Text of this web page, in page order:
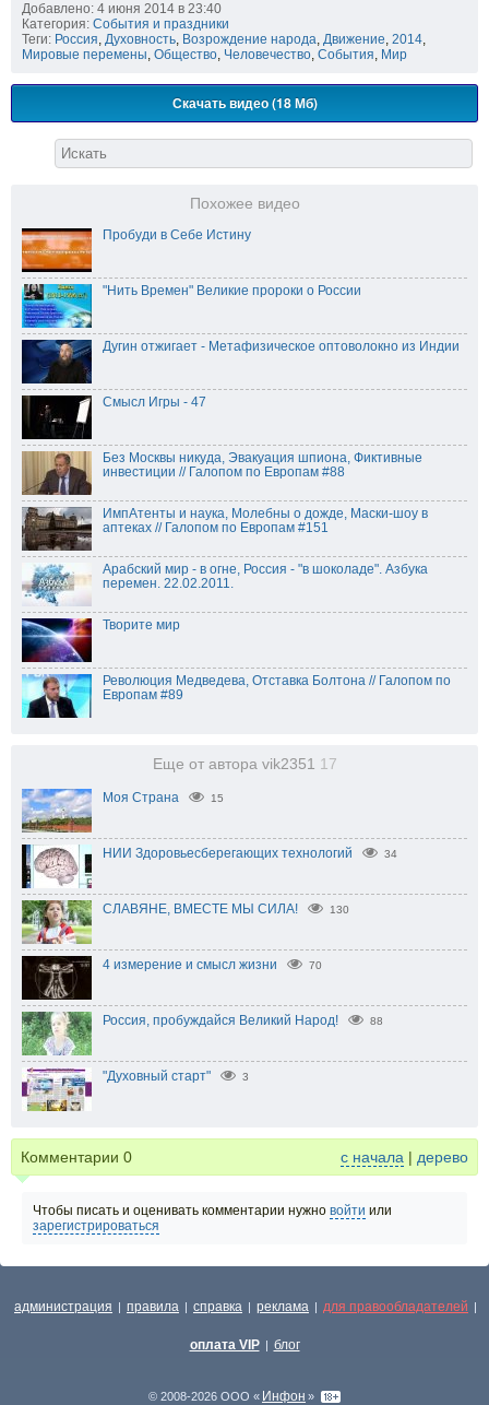
Добавлено: 4 июня 2014 в 23:40
Категория: События и праздники
Теги: Россия, Духовность, Возрождение народа, Движение, 2014,
Мировые перемены, Общество, Человечество, События, Мир
Скачать видео (18 Мб)
Похожее видео
Пробуди в Себе Истину
"Нить Времен" Великие пророки о России
Дугин отжигает - Метафизическое оптоволокно из Индии
Смысл Игры - 47
Без Москвы никуда, Эвакуация шпиона, Фиктивные
инвестиции // Галопом по Европам #88
ИмпАтенты и наука, Молебны о дожде, Маски-шоу в
аптеках // Галопом по Европам #151
Арабский мир - в огне, Россия - "в шоколаде". Азбука
перемен. 22.02.2011.
Творите мир
Революция Медведева, Отставка Болтона // Галопом по
Европам #89
Еще от автора vik2351 17
Моя Страна 15
НИИ Здоровьесберегающих технологий 34
СЛАВЯНЕ, ВМЕСТЕ МЫ СИЛА! 130
4 измерение и смысл жизни 70
Россия, пробуждайся Великий Народ! 88
"Духовный старт" 3
Комментарии 0 с начала | дерево
Чтобы писать и оценивать комментарии нужно войти или
зарегистрироваться
администрация | правила | справка | реклама | для правообладателей |
оплата VIP | блог
© 2008-2026 ООО « Инфон »